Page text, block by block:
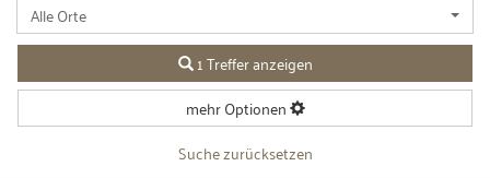
Alle Orte
1 Treffer anzeigen
mehr Optionen
Suche zurücksetzen